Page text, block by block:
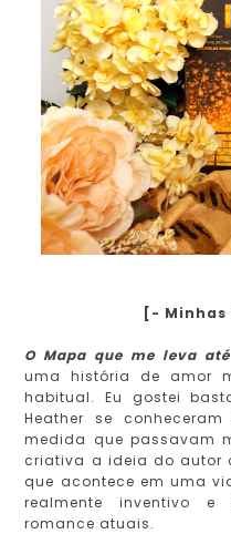
[- Minhas
O Mapa que me leva
uma história de amor
habitual. Eu gostei
Heather se
medida que passavam
criativa a ideia do autor
que acontece em uma
realmente inventivo
romance atuais.